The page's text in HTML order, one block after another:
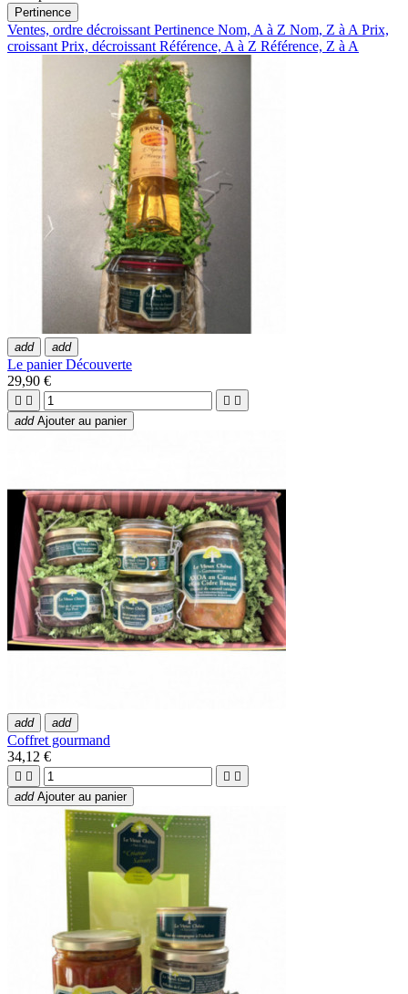
Pertinence
Ventes, ordre décroissant Pertinence Nom, A à Z Nom, Z à A Prix,
croissant Prix, décroissant Référence, A à Z Référence, Z à A
add add
Le panier Découverte
29,90 €
   
add Ajouter au panier
add add
Coffret gourmand
34,12 €
   
add Ajouter au panier